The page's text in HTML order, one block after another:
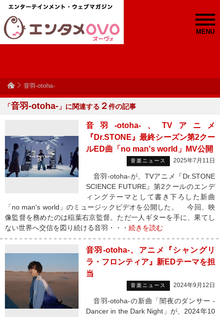
MENU
音羽-otoha-
「音羽-otoha- 」に関連する ２件の記事
音羽-otoha-、TVアニメ
『Dr.STONE』最終シーズン第2クー
ルED曲「no man's world」MV公開
音楽ニュース 2025年7月11日
音羽-otoha-が、TVアニメ『Dr.STONE
SCIENCE FUTURE』第2クールのエンデ
ィングテーマとして書き下ろした新曲
「no man's world」のミュージックビデオを公開した。 今回、映
像監督を務めたのは稲葉右京監督。ただ一人ギターを手に、果てし
ない世界へ交信を図り続ける音羽・・・ 続きを読む
音羽-otoha-、アニメ『シャングリ
ラ・フロンティア』新EDテーマを担
当
音楽ニュース 2024年9月12日
音羽-otoha-の新曲「闇夜のダンサー -
Dancer in the Dark Night」が、2024年10